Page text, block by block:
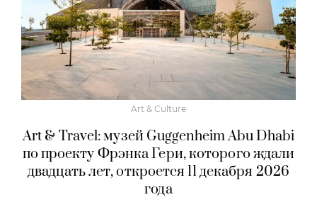
Art & Culture
Art & Travel: музей Guggenheim Abu Dhabi
по проекту Фрэнка Гери, которого ждали
двадцать лет, откроется 11 декабря 2026
года